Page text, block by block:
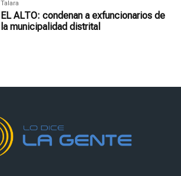
Talara
EL ALTO: condenan a exfuncionarios de
la municipalidad distrital